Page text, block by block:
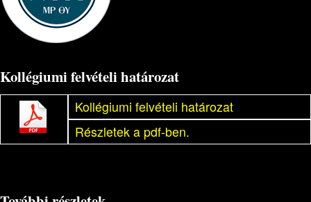
Kollégiumi felvételi határozat
Kollégiumi felvételi határozat
Részletek a pdf-ben.